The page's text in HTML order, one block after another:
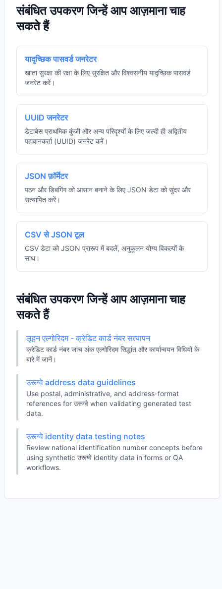
संबंधित उपकरण जिन्हें आप आज़माना चाह
सकते हैं
यादृच्छिक पासवर्ड जनरेटर
खाता सुरक्षा की रक्षा के लिए सुरक्षित और विश्वसनीय यादृच्छिक पासवर्ड
जनरेट करें।
UUID जनरेटर
डेटाबेस प्राथमिक कुंजी और अन्य परिदृश्यों के लिए जल्दी ही अद्वितीय
पहचानकर्ता (UUID) जनरेट करें।
JSON फ़ॉर्मेटर
पठन और डिबगिंग को आसान बनाने के लिए JSON डेटा को सुंदर और
सत्यापित करें।
CSV से JSON टूल
CSV डेटा को JSON प्रारूप में बदलें, अनुकूलन योग्य विकल्पों के
साथ।
संबंधित उपकरण जिन्हें आप आज़माना चाह
सकते हैं
लूहन एल्गोरिदम - क्रेडिट कार्ड नंबर सत्यापन
क्रेडिट कार्ड नंबर जांच अंक एल्गोरिदम सिद्धांत और कार्यान्वयन विधियों के
बारे में जानें।
उरूग्वे address data guidelines
Use postal, administrative, and address-format
references for उरूग्वे when validating generated test
data.
उरूग्वे identity data testing notes
Review national identification number concepts before
using synthetic उरूग्वे identity data in forms or QA
workflows.